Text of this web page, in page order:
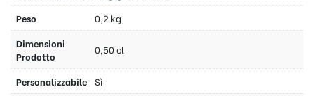
Peso
0,2 kg
Dimensioni
Prodotto
0,50 cl
Personalizzabile Sì